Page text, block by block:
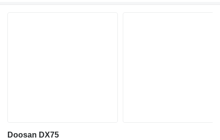
Doosan DX75